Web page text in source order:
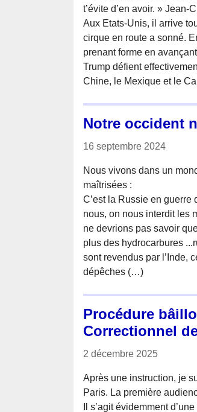
t’évite d’en avoir. »
Aux Etats-Unis, il arrive
cirque en route a sonné.
prenant forme en
Trump défient
Chine, le Mexique et le
Notre occident
16 septembre 2024
Nous vivons dans un
maîtrisées :
C’est la Russie en guerre
nous, on nous interdit les
ne devrions pas savoir
plus des hydrocarbures
sont revendus par l’Inde,
dépêches (…)
Procédure
Correctionnel
2 décembre 2025
Après une instruction, je
Paris. La première
Il s’agit évidemment